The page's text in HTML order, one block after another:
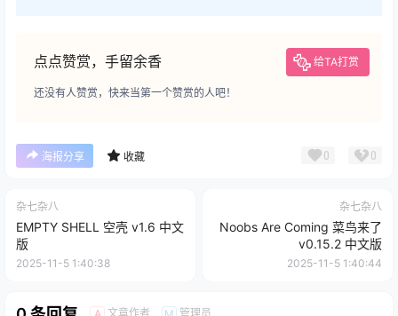
点点赞赏，手留余香 给TA打赏
还没有人赞赏，快来当第一个赞赏的人吧！
海报分享 收藏 0 0
杂七杂八
EMPTY SHELL 空壳 v1.6 中文
版
2025-11-5 1:40:38
杂七杂八
Noobs Are Coming 菜鸟来了
v0.15.2 中文版
2025-11-5 1:40:44
文章作者 管理员